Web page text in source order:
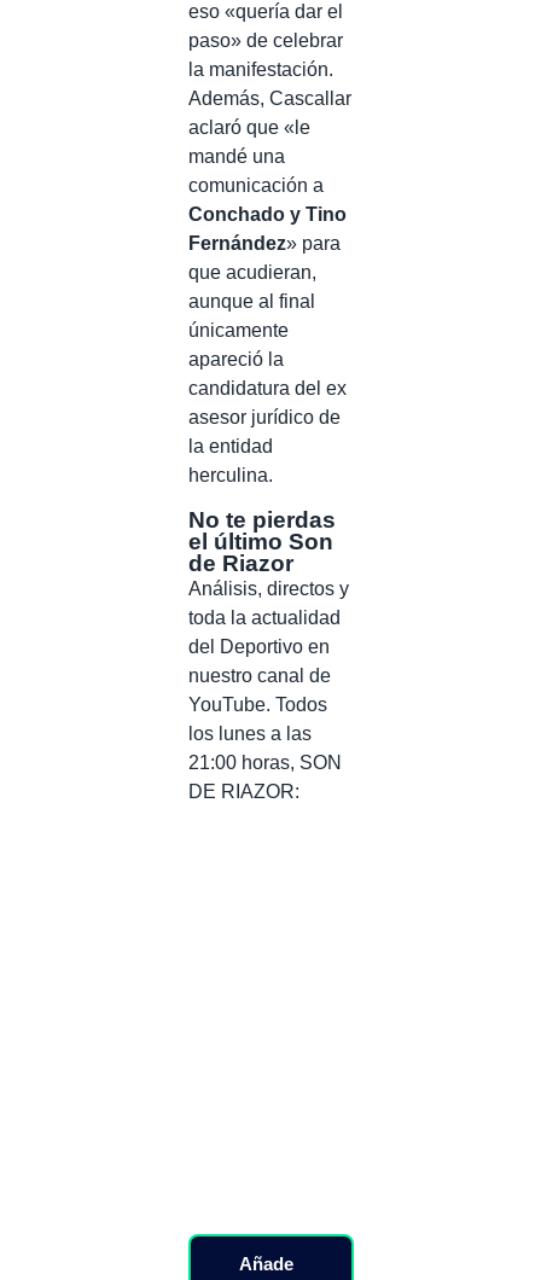
eso «quería dar el
paso» de celebrar
la manifestación.
Además, Cascallar
aclaró que «le
mandé una
comunicación a
Conchado y Tino
Fernández» para
que acudieran,
aunque al final
únicamente
apareció la
candidatura del ex
asesor jurídico de
la entidad
herculina.
No te pierdas
el último Son
de Riazor
Análisis, directos y
toda la actualidad
del Deportivo en
nuestro canal de
YouTube. Todos
los lunes a las
21:00 horas, SON
DE RIAZOR:
Añade